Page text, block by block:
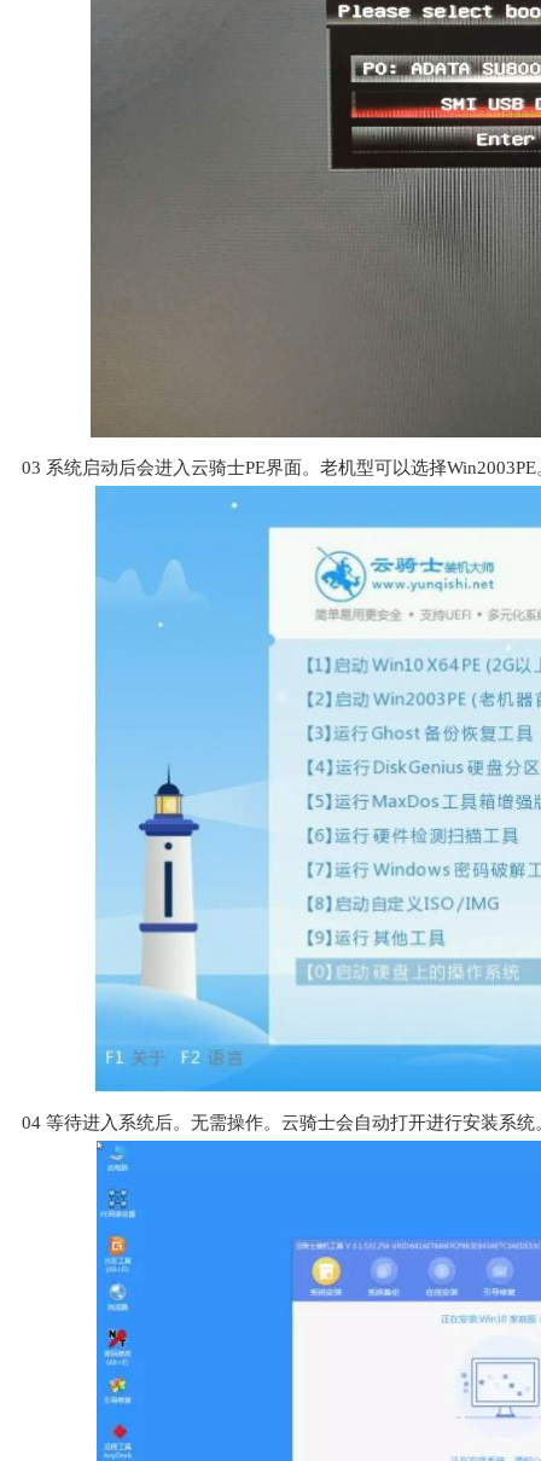
03 系统启动后会进入云骑士PE界面。老机型可以选择
04 等待进入系统后。无需操作。云骑士会自动打开进行安装系